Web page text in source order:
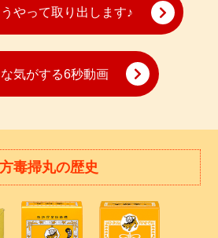
やって取り出します♪
気がする6秒動画
毒掃丸の歴史